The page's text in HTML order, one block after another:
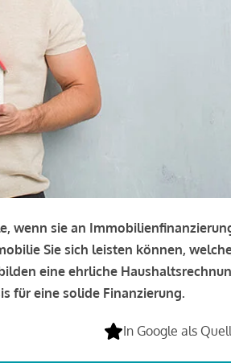
wenn sie an
Sie sich leisten können,
eine ehrliche
für eine solide Finanzierung.
In Google als